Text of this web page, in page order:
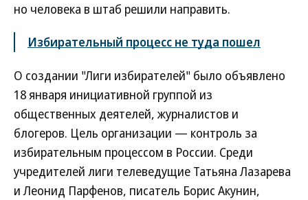
но человека в штаб решили направить.
Избирательный процесс не туда пошел
О создании "Лиги избирателей" было объявлено
18 января инициативной группой из
общественных деятелей, журналистов и
блогеров. Цель организации — контроль за
избирательным процессом в России. Среди
учредителей лиги телеведущие Татьяна Лазарева
и Леонид Парфенов, писатель Борис Акунин,